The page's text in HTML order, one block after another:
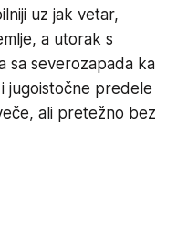
uz jak vetar,
a utorak s
sa severozapada ka
jugoistočne predele
ali pretežno bez